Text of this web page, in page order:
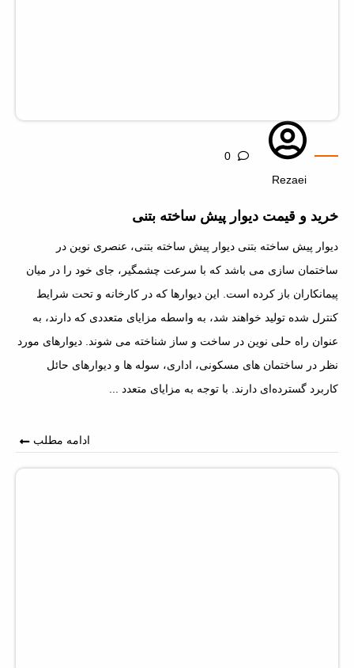
Rezaei
خرید و قیمت دیوار پیش ساخته بتنی
دیوار پیش ساخته بتنی دیوار پیش‌ ساخته بتنی، عنصری نوین در
ساختمان‌ سازی می باشد که با سرعت چشمگیر، جای خود را در میان
پیمانکاران باز کرده است. این دیوارها که در کارخانه و تحت شرایط
کنترل‌ شده تولید خواهند شد، به واسطه مزایای متعددی که دارند، به
عنوان راه حلی نوین در ساخت و ساز شناخته می شوند. دیوارهای مورد
نظر در ساختمان‌ های مسکونی، اداری، سوله‌ ها و دیوارهای حائل
کاربرد گسترده‌ای دارند. با توجه به مزایای متعدد ...
ادامه مطلب